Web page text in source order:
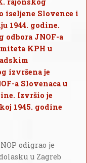
iseljene Slovence i
1944. godine.
odbora JNOF-a
KPH u
izvršena je
a Slovenaca u
Izvršio je
1945. godine
odigrao je
u Zagreb